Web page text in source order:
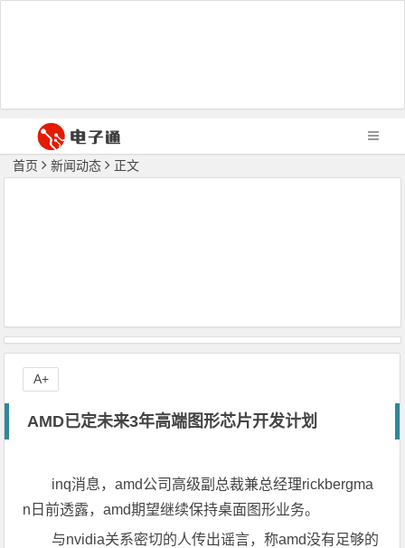
首页 新闻动态 正文
AMD已定未来3年高端图形芯片开发计划
inq消息，amd公司高级副总裁兼总经理rickbergma
n日前透露，amd期望继续保持桌面图形业务。
与nvidia关系密切的人传出谣言，称amd没有足够的
A+